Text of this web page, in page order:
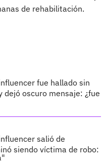
de rehabilitación.
fue hallado sin
dejó oscuro mensaje: ¿fue
salió de
siendo víctima de robo: